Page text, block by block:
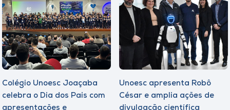
Colégio Unoesc Joaçaba
celebra o Dia dos Pais com
apresentações e
Unoesc apresenta Robô
César e amplia ações de
divulgação científica